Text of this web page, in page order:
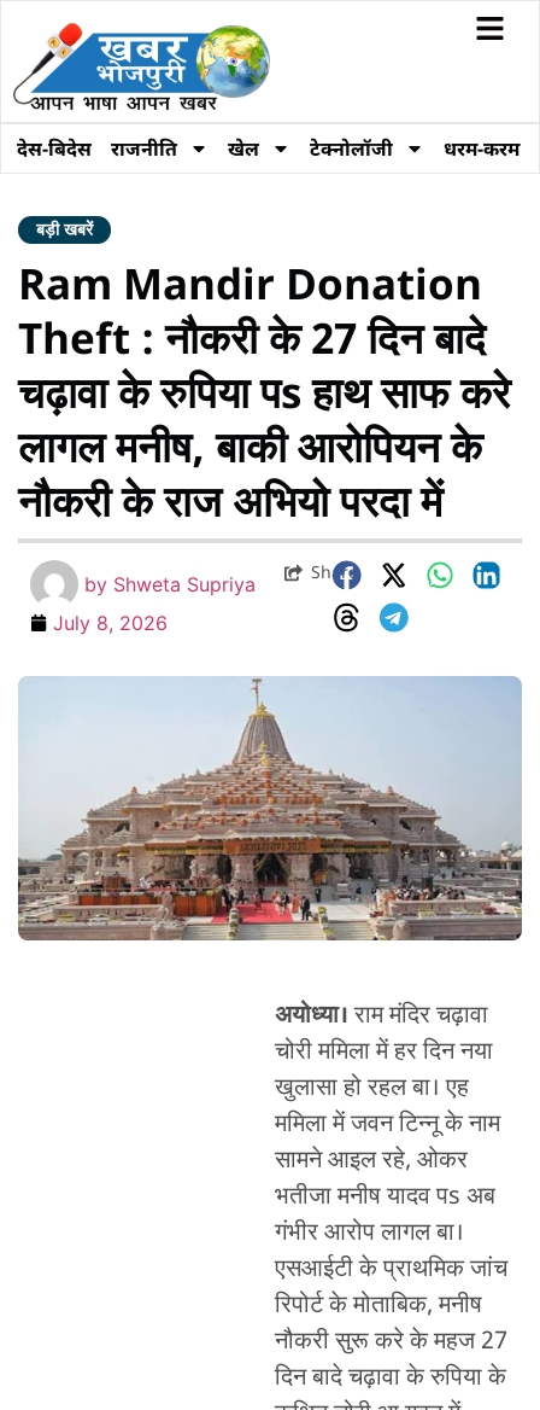
देस-बिदेस राजनीति खेल टेक्नोलॉजी धरम-करम
बड़ी खबरें
Ram Mandir Donation
Theft : नौकरी के 27 दिन बादे
चढ़ावा के रुपिया पs हाथ साफ करे
लागल मनीष, बाकी आरोपियन के
नौकरी के राज अभियो परदा में
by Shweta Supriya
July 8, 2026
Share
अयोध्या।राम मंदिर चढ़ावा
चोरी ममिला में हर दिन नया
खुलासा हो रहल बा। एह
ममिला में जवन टिन्नू के नाम
सामने आइल रहे, ओकर
भतीजा मनीष यादव पs अब
गंभीर आरोप लागल बा।
एसआईटी के प्राथमिक जांच
रिपोर्ट के मोताबिक, मनीष
नौकरी सुरू करे के महज 27
दिन बादे चढ़ावा के रुपिया के